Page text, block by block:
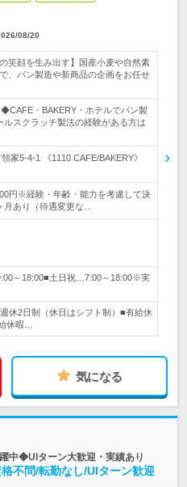
08/20
笑顔を生み出す】国産小麦や自然素
、パン製造や新商品の企画をお任せ
・BAKERY・ホテルでパン製
スクラッチ製法の経験がある方は
家5-4-1 《1110 CAFE/BAKERY》
円※経験・年齢・能力を考慮して決
あり（待遇変更な…
～18:00■土日祝…7:00～18:00※実
休2日制（休日はシフト制）■有給休
休暇…
気になる
中◆UIターン大歓迎・実績あり
不問/転勤なし/UIターン歓迎